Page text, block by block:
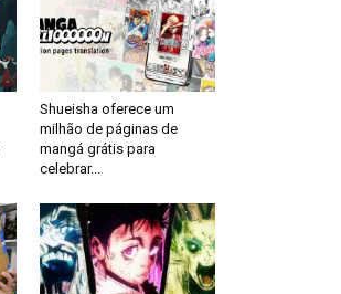
Shueisha oferece um
milhão de páginas de
mangá grátis para
celebrar...